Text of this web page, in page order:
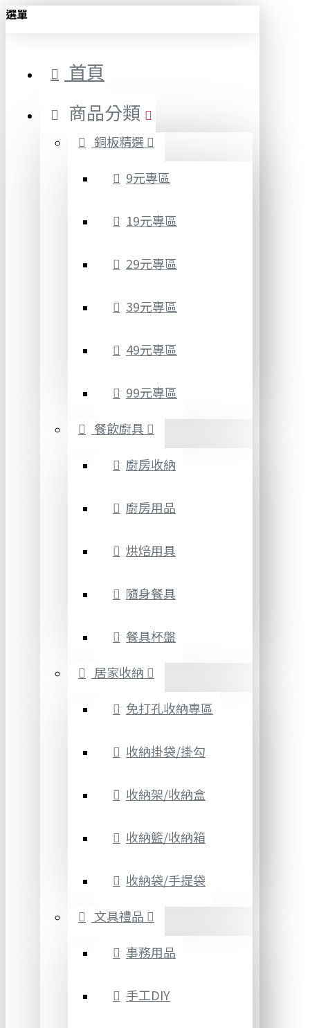
選單
首頁
商品分類
銅板精選
9元專區
19元專區
29元專區
39元專區
49元專區
99元專區
餐飲廚具
廚房收納
廚房用品
烘焙用具
隨身餐具
餐具杯盤
居家收納
免打孔收納專區
收納掛袋/掛勾
收納架/收納盒
收納籃/收納箱
收納袋/手提袋
文具禮品
事務用品
手工DIY